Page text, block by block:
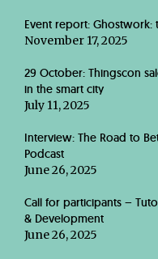
Event report:
November 17, 2025
29 October: Thingscon
in the smart city
July 11, 2025
Interview: The Road to
Podcast
June 26, 2025
Call for participants –
& Development
June 26, 2025